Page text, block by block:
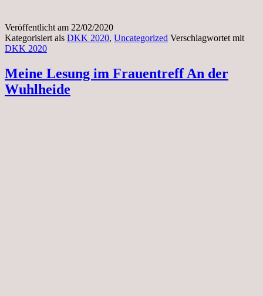
Veröffentlicht am 22/02/2020
Kategorisiert als DKK 2020, Uncategorized Verschlagwortet mit
DKK 2020
Meine Lesung im Frauentreff An der
Wuhlheide